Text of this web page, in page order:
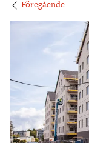
Föregående